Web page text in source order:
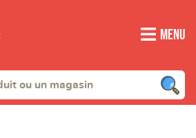
Menu